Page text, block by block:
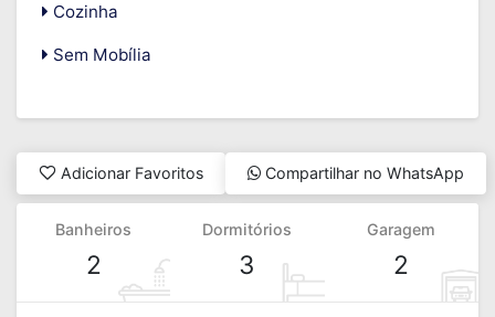
Cozinha
Sem Mobília
Adicionar Favoritos Compartilhar no WhatsApp
Banheiros
2
Dormitórios
3
Garagem
2